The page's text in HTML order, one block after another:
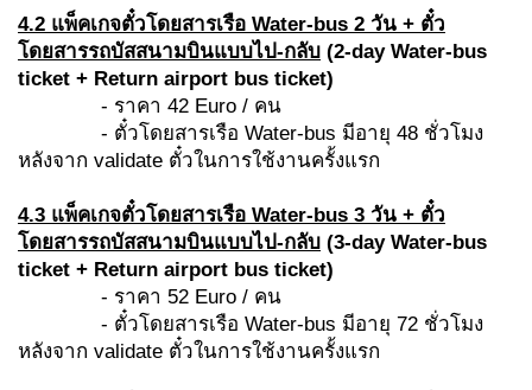
4.2 แพ็คเกจตั๋วโดยสารเรือ Water-bus 2 วัน + ตั๋ว
โดยสารรถบัสสนามบินแบบไป-กลับ (2-day Water-bus
ticket + Return airport bus ticket)
- ราคา 42 Euro / คน
- ตั๋วโดยสารเรือ Water-bus มีอายุ 48 ชั่วโมง
หลังจาก validate ตั๋วในการใช้งานครั้งแรก
4.3 แพ็คเกจตั๋วโดยสารเรือ Water-bus 3 วัน + ตั๋ว
โดยสารรถบัสสนามบินแบบไป-กลับ (3-day Water-bus
ticket + Return airport bus ticket)
- ราคา 52 Euro / คน
- ตั๋วโดยสารเรือ Water-bus มีอายุ 72 ชั่วโมง
หลังจาก validate ตั๋วในการใช้งานครั้งแรก